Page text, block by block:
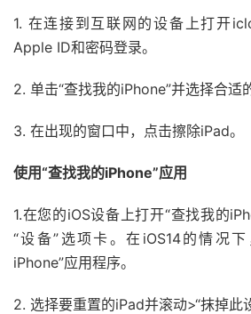
1. 在连接到互联网的设备上打开
Apple ID和密码登录。
2. 单击“查找我的iPhone”并选择合适
3. 在出现的窗口中，点击擦除iPad。
使用“查找我的iPhone”应用
1.在您的iOS设备上打开“查找我的
“设备”选项卡。在iOS14的情况
iPhone”应用程序。
2. 选择要重置的iPad并滚动>“抹掉此